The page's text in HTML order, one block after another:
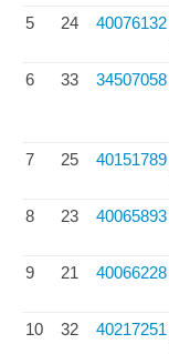
5 24 40076132
6 33 34507058
7 25 40151789
8 23 40065893
9 21 40066228
10 32 40217251